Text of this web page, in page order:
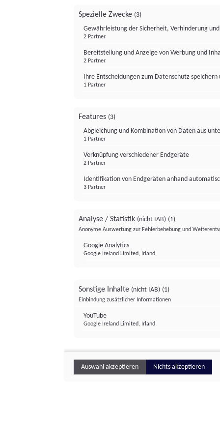
Spezielle Zwecke (3)
Gewährleistung der Sicherheit, Verhinderung
2 Partner
Bereitstellung und Anzeige von Werbung und
2 Partner
Ihre Entscheidungen zum Datenschutz
1 Partner
Features (3)
Abgleichung und Kombination von Daten aus
1 Partner
Verknüpfung verschiedener Endgeräte
2 Partner
Identifikation von Endgeräten anhand
3 Partner
Analyse / Statistik (nicht IAB) (1)
Anonyme Auswertung zur Fehlerbehebung und
Google Analytics
Google Ireland Limited, Irland
Sonstige Inhalte (nicht IAB) (1)
Einbindung zusätzlicher Informationen
YouTube
Google Ireland Limited, Irland
Auswahl akzeptieren Nichts akzeptieren